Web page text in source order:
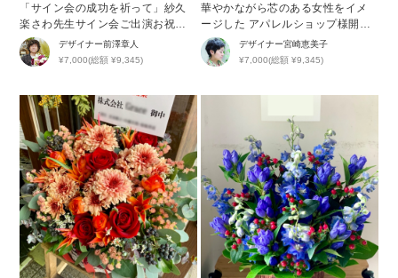
「サイン会の成功を祈って」紗久
楽さわ先生サイン会ご出演お祝い
花
デザイナー前澤章人
¥7,000(総額 ¥9,345)
華やかながら芯のある女性をイメ
ージした アパレルショップ様開店
祝い花
デザイナー宮崎恵美子
¥7,000(総額 ¥9,345)